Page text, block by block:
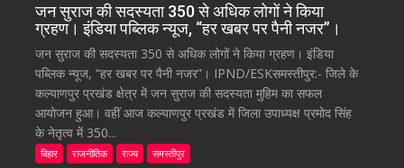
जन सुराज की सदस्यता 350 से अधिक लोगों ने किया
ग्रहण। इंडिया पब्लिक न्यूज, “हर खबर पर पैनी नजर”।
जन सुराज की सदस्यता 350 से अधिक लोगों ने किया ग्रहण। इंडिया
पब्लिक न्यूज, “हर खबर पर पैनी नजर”। IPND/ESKसमस्तीपुर:- जिले के
कल्याणपुर प्रखंड क्षेत्र में जन सुराज की सदस्यता मुहिम का सफल
आयोजन हुआ। वहीं आज कल्याणपुर प्रखंड में जिला उपाध्यक्ष प्रमोद सिंह
के नेतृत्व में 350...
बिहार राजनीतिक राज्य समस्तीपुर